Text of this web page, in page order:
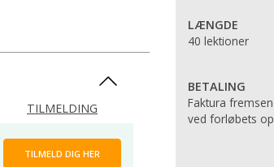
TILMELDING
TILMELD DIG HER
LÆNGDE
40 lektioner
BETALING
Faktura
ved forløbets